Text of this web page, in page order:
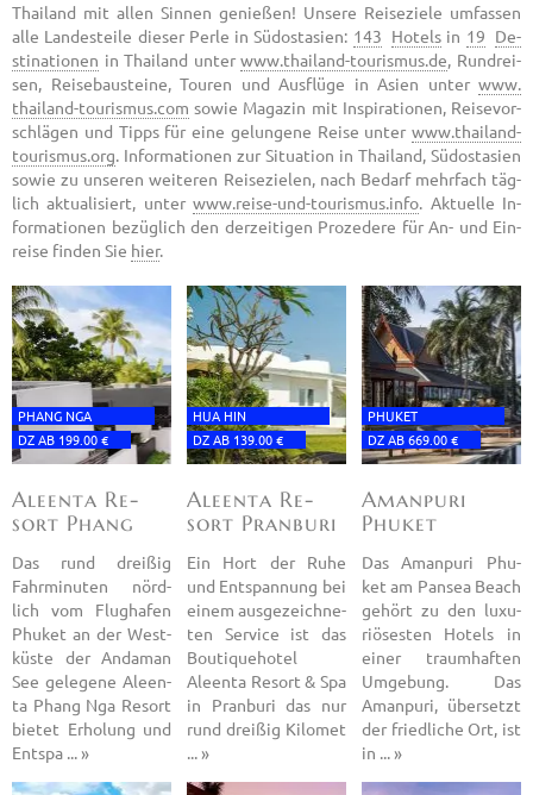
Thai­land mit allen Sin­nen ge­nie­ßen! Un­se­re Rei­se­zie­le um­fas­sen
alle Lan­des­tei­le die­ser Perle in Süd­ost­asi­en: 143 Ho­tels in 19 De­
sti­na­tio­nen in Thai­land unterwww.​thailand-​tourismus.​de, Rund­rei­
sen, Rei­se­bau­stei­ne, Tou­ren und Aus­flü­ge in Asien unter www.​
thailand-​tourismus.​com sowie Ma­ga­zin mit In­spi­ra­tio­nen, Rei­se­vor­
schlä­gen und Tipps für eine ge­lun­ge­ne Reise unter www.​thailand-​
tourismus.​org. In­for­ma­tio­nen zur Si­tua­ti­on in Thai­land, Süd­ost­asi­en
sowie zu un­se­ren wei­te­ren Rei­se­zie­len, nach Be­darf mehr­fach täg­
lich ak­tua­li­siert, unterwww.​reise-​und-​tourismus.​info. Ak­tu­el­le In­
for­ma­tio­nen be­züg­lich den der­zei­ti­gen Pro­ze­de­re für An- und Ein­
rei­se fin­den Sie hier.
DZ AB 199.00 €
PHANG NGA
Aleen­ta Re­
sort Phang
Das rund drei­ßig
Fahr­mi­nu­ten nörd­
lich vom Flug­ha­fen
Phu­ket an der West­
küs­te der An­da­man
See ge­le­ge­ne Aleen­
ta Phang Nga Re­sort
bie­tet Er­ho­lung und
Ent­spa ... »
DZ AB 139.00 €
HUA HIN
Aleen­ta Re­
sort Pran­bu­ri
Ein Hort der Ruhe
und Ent­span­nung bei
einem aus­ge­zeich­ne­
ten Ser­vice ist das
Bou­ti­que­ho­tel
Aleen­ta Re­sort & Spa
in Pran­bu­ri das nur
rund drei­ßig Ki­lo­met
... »
DZ AB 669.00 €
PHU­KET
Aman­pu­ri
Phu­ket
Das Aman­pu­ri Phu­
ket am Pan­sea Beach
ge­hört zu den lu­xu­
riö­ses­ten Ho­tels in
einer traum­haf­ten
Um­ge­bung. Das
Aman­pu­ri, über­setzt
der fried­li­che Ort, ist
in ... »